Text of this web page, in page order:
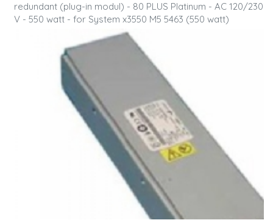
redundant (plug-in modul) - 80 PLUS Platinum - AC 120/230
V - 550 watt - for System x3550 M5 5463 (550 watt)